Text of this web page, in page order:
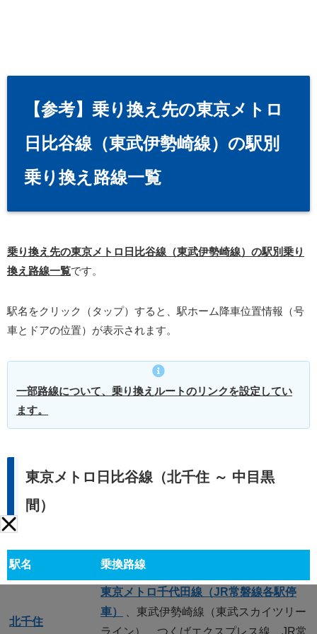
【参考】乗り換え先の東京メトロ
日比谷線（東武伊勢崎線）の駅別
乗り換え路線一覧
乗り換え先の東京メトロ日比谷線（東武伊勢崎線）の駅別乗り
換え路線一覧です。
駅名をクリック（タップ）すると、駅ホーム降車位置情報（号
車とドアの位置）が表示されます。
一部路線について、乗り換えルートのリンクを設定してい
ます。
東京メトロ日比谷線（北千住 ～ 中目黒
間）
駅名 乗換路線
北千住
東京メトロ千代田線（JR常磐線各駅停
車）
、東武伊勢崎線（東武スカイツリー